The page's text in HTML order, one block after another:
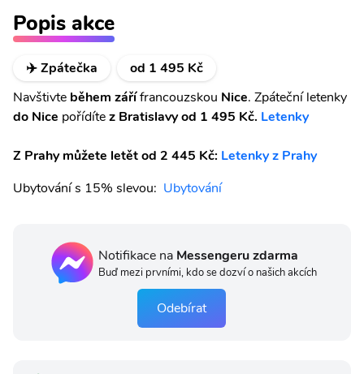
Popis akce
✈️ Zpátečka
od 1 495 Kč
Navštivte během zářífrancouzskou Nice. Zpáteční letenky
do Nice pořídítez Bratislavy od 1 495 Kč. Letenky
Z Prahy můžete letět od 2 445 Kč: Letenky z Prahy
Ubytování s 15% slevou: Ubytování
Notifikace na Messengeru zdarma
Buď mezi prvními, kdo se dozví o našich akcích
Odebírat